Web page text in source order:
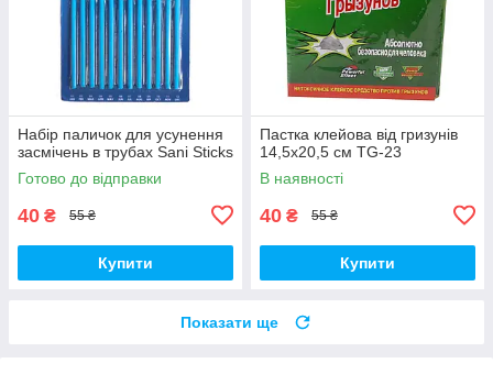
Набір паличок для усунення
засмічень в трубах Sani Sticks
Готово до відправки
40 ₴ 55 ₴
Купити
Пастка клейова від гризунів
14,5х20,5 см TG-23
В наявності
40 ₴ 55 ₴
Купити
Показати ще